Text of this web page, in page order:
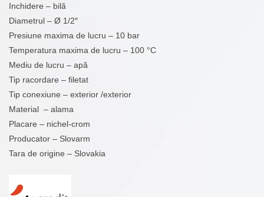
Inchidere – bilă
Diametrul – Ø 1/2″
Presiune maxima de lucru – 10 bar
Temperatura maxima de lucru – 100 °C
Mediu de lucru – apă
Tip racordare – filetat
Tip conexiune – exterior /exterior
Material – alama
Placare – nichel-crom
Producator – Slovarm
Tara de origine – Slovakia